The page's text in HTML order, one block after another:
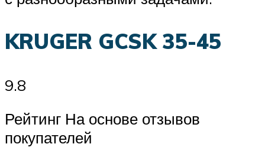
KRUGER GCSK 35-45
9.8
Рейтинг На основе отзывов
покупателей